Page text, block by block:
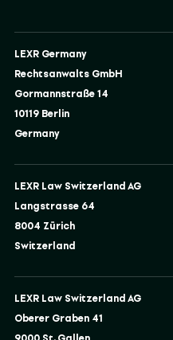
LEXR Germany
Rechtsanwalts GmbH
Gormannstraße 14
10119 Berlin
Germany
LEXR Law Switzerland AG
Langstrasse 64
8004 Zürich
Switzerland
LEXR Law Switzerland AG
Oberer Graben 41